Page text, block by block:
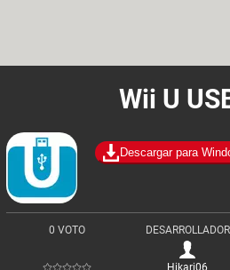
Wii U
Descargar para
0 VOTO DESARROLLADOR
Hikari06